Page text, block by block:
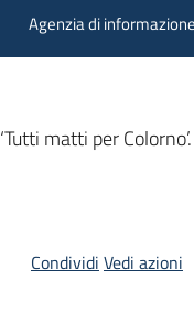
Agenzia di
matti per
Condividi Vedi azioni